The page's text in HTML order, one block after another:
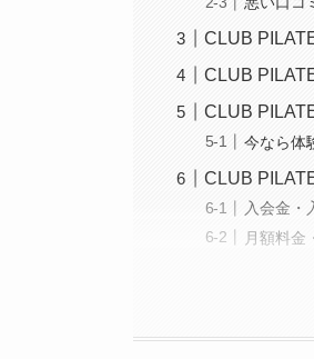
CLUB
CLUB
CLUB
今なら体
CLUB
入会金・
月額料金